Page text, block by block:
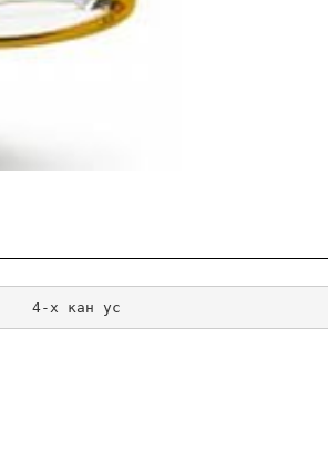
4-х кан ус